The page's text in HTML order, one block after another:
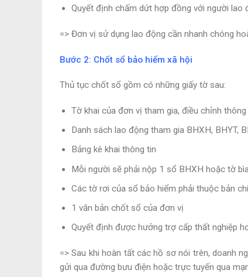
Quyết định chấm dứt hợp đồng với người lao
=> Đơn vị sử dụng lao động cần nhanh chóng
Bước 2: Chốt sổ bảo hiểm xã hội
Thủ tục chốt sổ gồm có những giấy tờ sau:
Tờ khai của đơn vị tham gia, điều chỉnh
Danh sách lao động tham gia BHXH, BHYT,
Bảng kê khai thông tin
Mỗi người sẽ phải nộp 1 sổ BHXH hoặc tờ
Các tờ rơi của sổ bảo hiểm phải thuộc bản
1 văn bản chốt sổ của đơn vị
Quyết định được hưởng trợ cấp thất nghiệp
=> Sau khi hoàn tất các hồ sơ nói trên, doanh
gửi qua đường bưu điện hoặc trực tuyến qua